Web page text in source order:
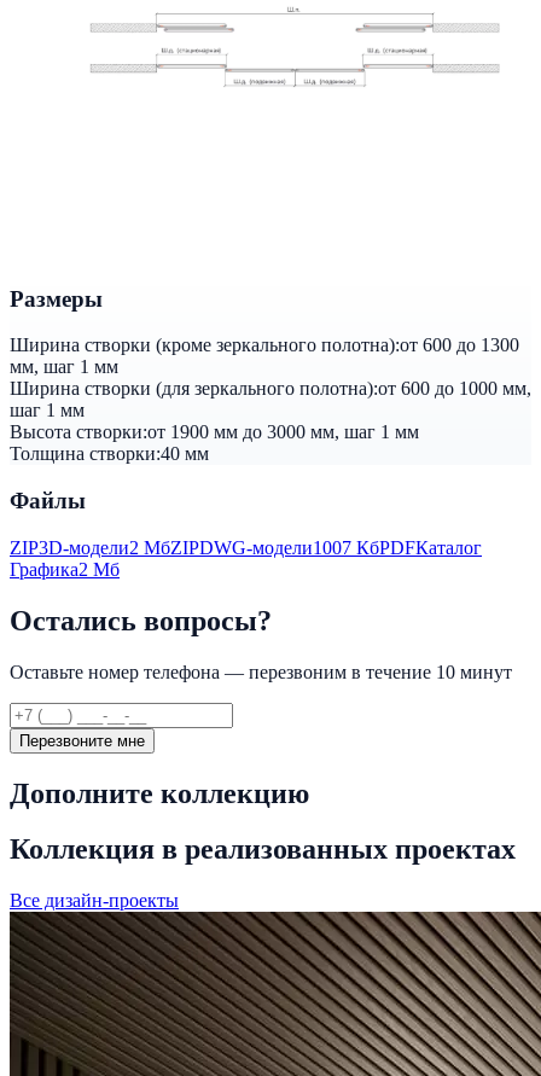
Размеры
Ширина створки (кроме зеркального полотна):от 600 до 1300
мм, шаг 1 мм
Ширина створки (для зеркального полотна):от 600 до 1000 мм,
шаг 1 мм
Высота створки:от 1900 мм до 3000 мм, шаг 1 мм
Толщина створки:40 мм
Файлы
ZIP3D-модели2 МбZIPDWG-модели1007 КбPDFКаталог
Графика2 Мб
Остались вопросы?
Оставьте номер телефона — перезвоним в течение 10 минут
Перезвоните мне
Дополните коллекцию
Коллекция в реализованных проектах
Все дизайн-проекты